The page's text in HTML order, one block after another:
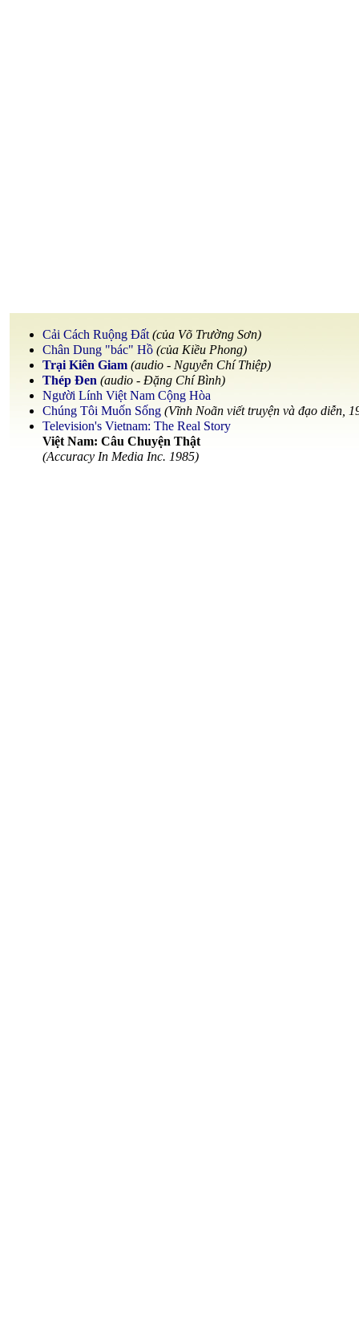
Cải Cách Ruộng Đất (của Võ Trường Sơn)
Chân Dung "bác" Hồ (của Kiều Phong)
Trại Kiên Giam (audio - Nguyễn Chí Thiệp)
Thép Đen (audio - Đặng Chí Bình)
Người Lính Việt Nam Cộng Hòa
Chúng Tôi Muốn Sống (Vĩnh Noãn viết truyện và đạo diễn,
Television's Vietnam: The Real Story
Việt Nam: Câu Chuyện Thật
(Accuracy In Media Inc. 1985)